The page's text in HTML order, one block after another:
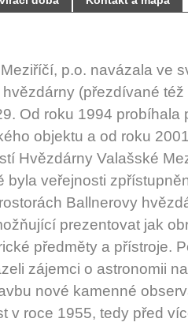
p.o. navázala ve
(přezdívané též
Od roku 1994 probíhala
objektu a od roku
Hvězdárny Valašské
byla veřejnosti
Ballnerovy
prezentovat jak
předměty a přístroje.
zájemci o astronomii
nové kamenné
v roce 1955, tedy před